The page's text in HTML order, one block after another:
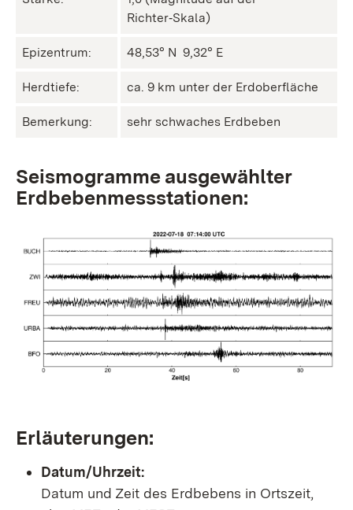
Richter‑Skala)
Epizentrum: 48,53° N ㅤ 9,32° E
Herdtiefe: ca. 9 km unter der Erdoberfläche
Bemerkung: sehr schwaches Erdbeben
Seismogramme ausgewählter
Erdbebenmessstationen:
Erläuterungen:
Datum/Uhrzeit:
Datum und Zeit des Erdbebens in Ortszeit,